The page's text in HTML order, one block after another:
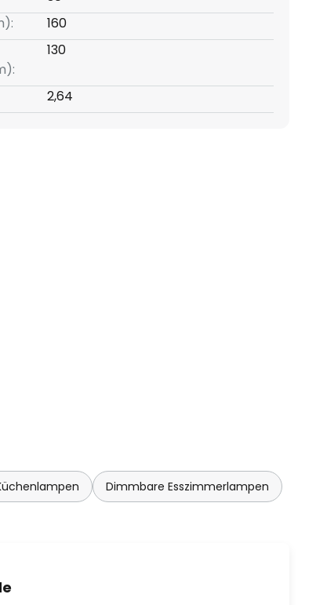
160
130
2,64
Dimmbare Esszimmerlampen